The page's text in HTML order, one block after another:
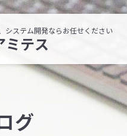
システム開発ならお任せください
ミテス
グ